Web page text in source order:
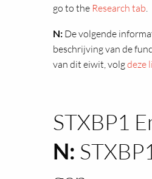
go to the Research tab.
N: De volgende
beschrijving van de
van dit eiwit, volgdeze
STXBP1
N: